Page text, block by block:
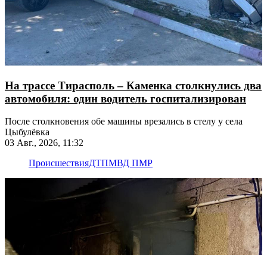
На трассе Тирасполь – Каменка столкнулись два
автомобиля: один водитель госпитализирован
После столкновения обе машины врезались в стелу у села
Цыбулёвка
03 Авг., 2026, 11:32
ПроисшествияДТПМВД ПМР